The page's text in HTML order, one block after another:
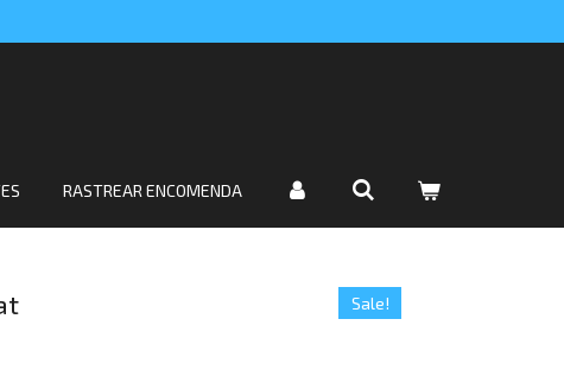
RASTREAR ENCOMENDA
Sale!